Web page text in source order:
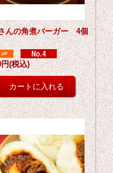
んの角煮バーガー 4個
円(税込)